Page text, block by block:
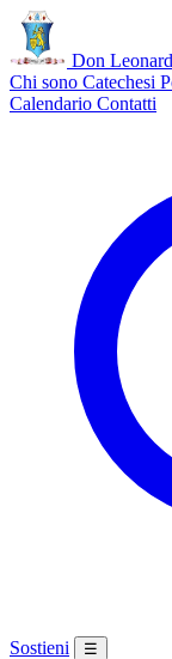
Don
Chi sono Catechesi
Calendario Contatti
Sostieni ☰